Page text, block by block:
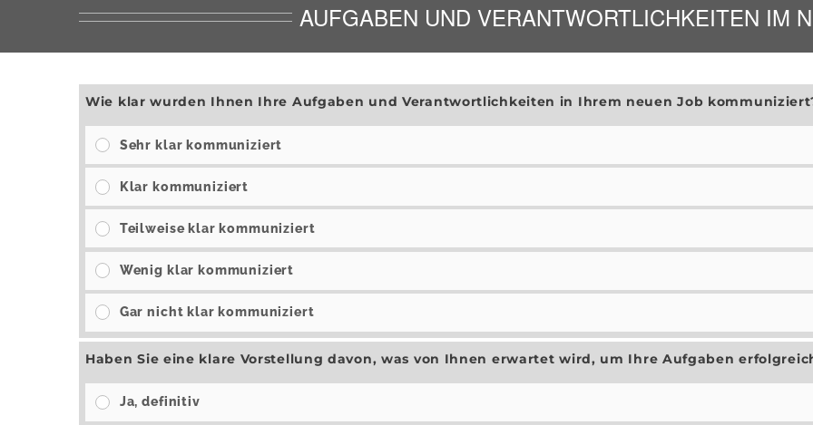
AUFGABEN UND VERANTWORTLICHKEITEN IM
Wie klar wurden Ihnen Ihre Aufgaben und Verantwortlichkeiten in Ihrem neuen Job
Sehr klar kommuniziert
Klar kommuniziert
Teilweise klar kommuniziert
Wenig klar kommuniziert
Gar nicht klar kommuniziert
Haben Sie eine klare Vorstellung davon, was von Ihnen erwartet wird, um Ihre Aufgaben
Ja, definitiv